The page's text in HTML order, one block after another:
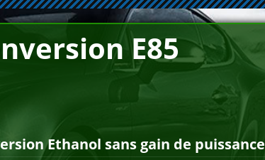
E85
Ethanol sans gain de puissance